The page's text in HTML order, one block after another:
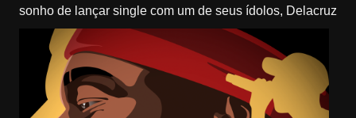
sonho de lançar single com um de seus ídolos, Delacruz